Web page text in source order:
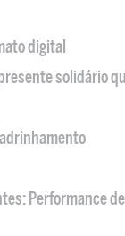
digital
solidário
Performance